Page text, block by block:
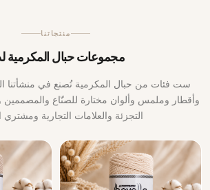
منتجاتنا
مجموعات حبال المكرمية
ست فئات من حبال المكرمية تُصنع في منشأتنا
وأقطار وملمس وألوان مختارة للصنّاع
التجزئة والعلامات التجارية ومشتري